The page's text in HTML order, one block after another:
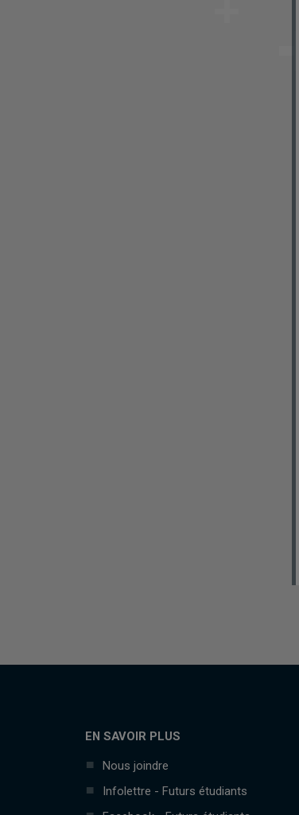
EN SAVOIR PLUS
Nous joindre
Infolettre - Futurs étudiants